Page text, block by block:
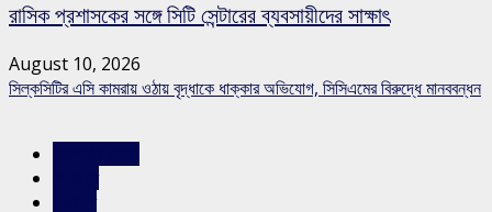
রাসিক প্রশাসকের সঙ্গে সিটি সেন্টারের ব্যবসায়ীদের সাক্ষাৎ
August 10, 2026
সিল্কসিটির এসি কামরায় ওঠায় বৃদ্ধাকে ধাক্কার অভিযোগ, সিসিএমের বিরুদ্ধে মানববন্ধন